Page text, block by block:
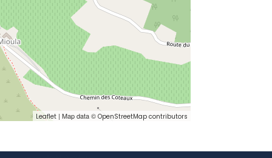
Leaflet| Map data © OpenStreetMap contributors